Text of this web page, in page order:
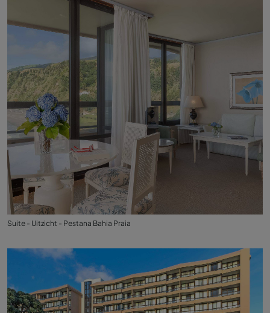
Suite - Uitzicht - Pestana Bahia Praia